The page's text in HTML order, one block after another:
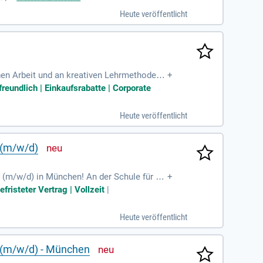
in den Bereichen der generalistischen
Zeitpunkt. Werden Sie Teil unseres eng
Heute veröffentlicht
Arbeit und an kreativen Lehrmethoden
und als Vorbilder agieren möchten. Uns
Die unbefristete Stel
+
| Einkaufsrabatte | Corporate
Heute veröffentlicht
w/d)
w/d) in München! An der Schule für Pfl
entfalten. Unsere Traditionsstätte
Arbeiten Sie in zentral geleg
+
Vertrag | Vollzeit
Heute veröffentlicht
w/d) - München